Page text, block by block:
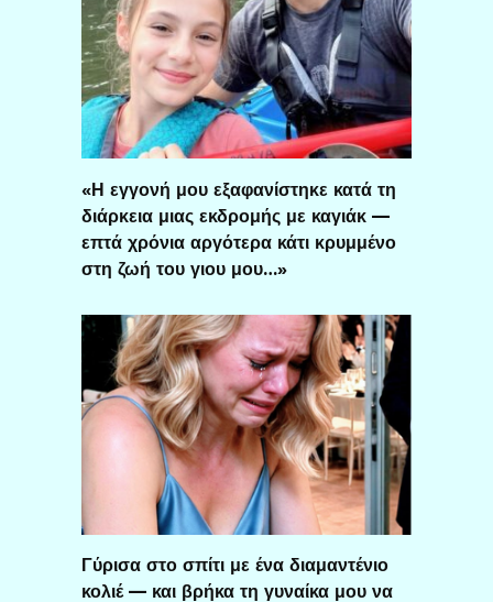
«Η εγγονή μου εξαφανίστηκε κατά τη
διάρκεια μιας εκδρομής με καγιάκ —
επτά χρόνια αργότερα κάτι κρυμμένο
στη ζωή του γιου μου…»
Γύρισα στο σπίτι με ένα διαμαντένιο
κολιέ — και βρήκα τη γυναίκα μου να